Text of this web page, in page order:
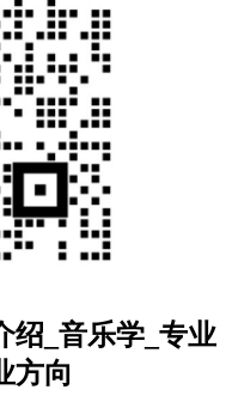
绍_音乐学_专业
方向